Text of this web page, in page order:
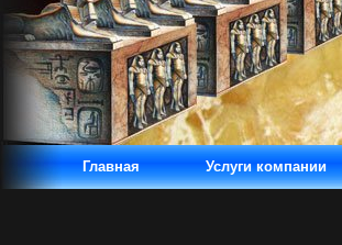
Главная Услуги компании